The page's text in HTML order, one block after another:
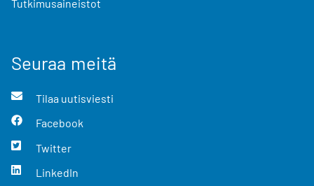
Tutkimusaineistot
Seuraa meitä
Tilaa uutisviesti
Facebook
Twitter
LinkedIn